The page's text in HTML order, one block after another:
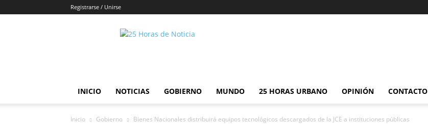
Registrarse / Unirse
25horasdenoticias
INICIO NOTICIAS GOBIERNO MUNDO 25 HORAS URBANO OPINIÓN CONTACTO
Inicio Gobierno Bienes Nacionales distribuirá equipos tecnológicos descargados de la JCE a instituciones públicas